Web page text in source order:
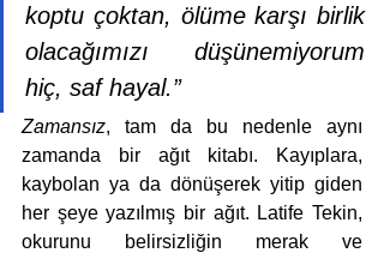
koptu çoktan, ölüme karşı birlik
olacağımızı düşünemiyorum
hiç, saf hayal.”
Zamansız, tam da bu nedenle aynı
zamanda bir ağıt kitabı. Kayıplara,
kaybolan ya da dönüşerek yitip giden
her şeye yazılmış bir ağıt. Latife Tekin,
okurunu belirsizliğin merak ve